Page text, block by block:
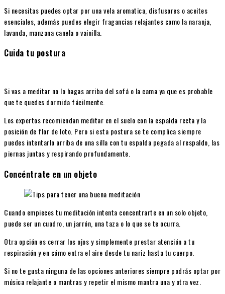
Si necesitas puedes optar por una vela aromatica, disfusores o aceites
esenciales, además puedes elegir fragancias relajantes como la naranja,
lavanda, manzana canela o vainilla.
Cuida tu postura
Si vas a meditar no lo hagas arriba del sofá o la cama ya que es probable
que te quedes dormida fácilmente.
Los expertos recomiendan meditar en el suelo con la espalda recta y la
posición de flor de loto. Pero si esta postura se te complica siempre
puedes intentarlo arriba de una silla con tu espalda pegada al respaldo, las
piernas juntas y respirando profundamente.
Concéntrate en un objeto
Cuando empieces tu meditación intenta concentrarte en un solo objeto,
puede ser un cuadro, un jarrón, una taza o lo que se te ocurra.
Otra opción es cerrar los ojos y simplemente prestar atención a tu
respiración y en cómo entra el aire desde tu nariz hasta tu cuerpo.
Si no te gusta ninguna de las opciones anteriores siempre podrás optar por
música relajante o mantras y repetir el mismo mantra una y otra vez.